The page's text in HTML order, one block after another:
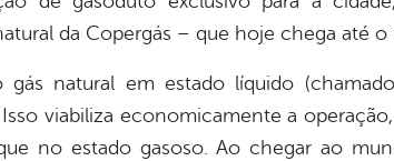
da Copergás – que hoje chega até
natural em estado líquido
viabiliza economicamente a
no estado gasoso. Ao chegar ao